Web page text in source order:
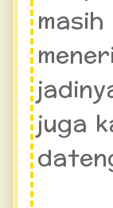
masih
juga